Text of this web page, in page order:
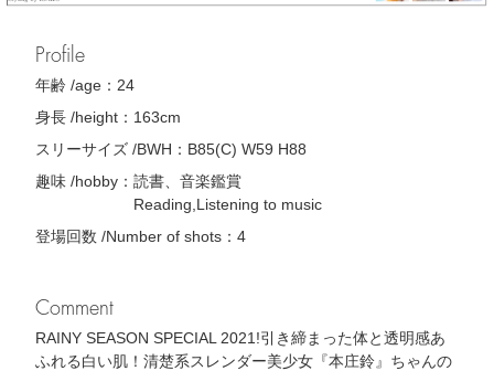
Profile
年齢 /age： 24
身長 /height： 163cm
スリーサイズ /BWH： B85(C) W59 H88
趣味 /hobby： 読書、音楽鑑賞
Reading,Listening to music
登場回数 /Number of shots： 4
Comment
RAINY SEASON SPECIAL 2021!引き締まった体と透明感あ
ふれる白い肌！清楚系スレンダー美少女『本庄鈴』ちゃんの